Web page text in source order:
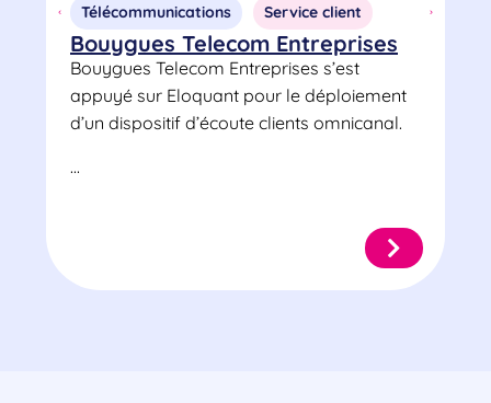
Télécommunications Service client
Bouygues Telecom Entreprises
Bouygues Telecom Entreprises s’est
appuyé sur Eloquant pour le déploiement
d’un dispositif d’écoute clients omnicanal.
...